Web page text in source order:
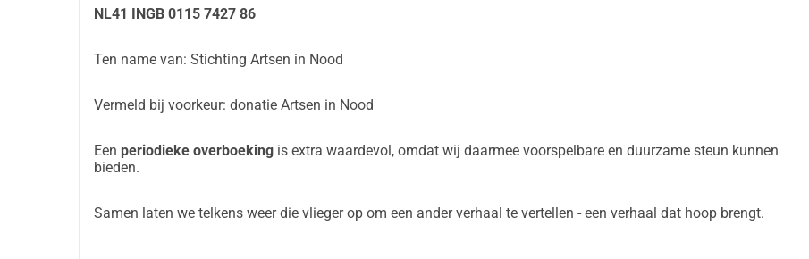
NL41 INGB 0115 7427 86
Ten name van: Stichting Artsen in Nood
Vermeld bij voorkeur: donatie Artsen in Nood
Een periodieke overboeking is extra waardevol, omdat wij daarmee voorspelbare en duurzame steun kunnen
bieden.
Samen laten we telkens weer die vlieger op om een ander verhaal te vertellen - een verhaal dat hoop brengt.